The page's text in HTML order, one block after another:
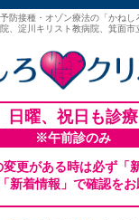
防接種・オゾン療法の「かね
、淀川キリスト教病院、箕面市
日曜、祝日も診療
※午前診のみ
更がある時は必ず「
新着情報」で確認をお